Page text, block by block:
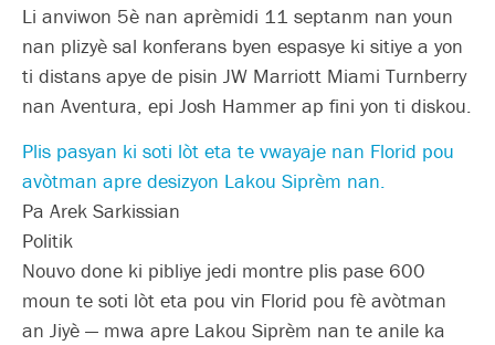
Li anviwon 5è nan aprèmidi 11 septanm nan youn
nan plizyè sal konferans byen espasye ki sitiye a yon
ti distans apye de pisin JW Marriott Miami Turnberry
nan Aventura, epi Josh Hammer ap fini yon ti diskou.
Plis pasyan ki soti lòt eta te vwayaje nan Florid pou
avòtman apre desizyon Lakou Siprèm nan.
Pa Arek Sarkissian
Politik
Nouvo done ki pibliye jedi montre plis pase 600
moun te soti lòt eta pou vin Florid pou fè avòtman
an Jiyè — mwa apre Lakou Siprèm nan te anile ka